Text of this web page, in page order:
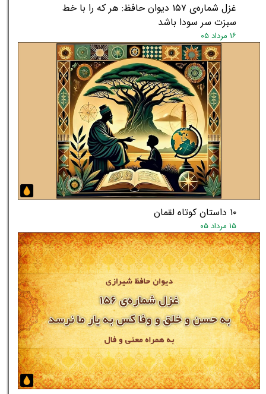
غزل شماره‌ی ۱۵۷ دیوان حافظ: هر که را با خط
سبزت سر سودا باشد
۱۶ مرداد ۰۵
۱۰ داستان کوتاه لقمان
۱۵ مرداد ۰۵